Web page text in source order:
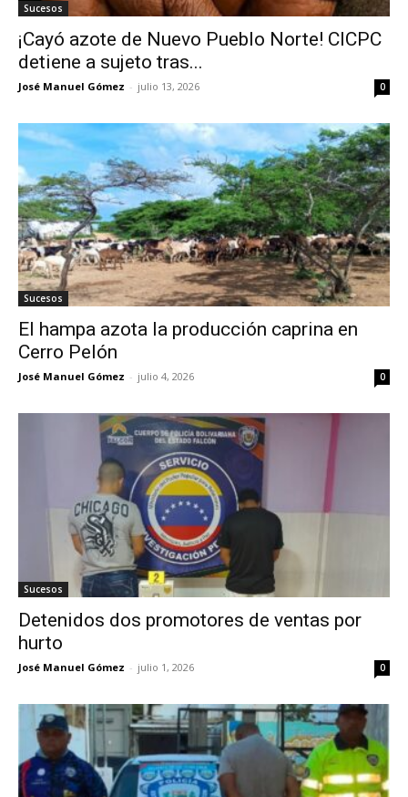
Sucesos
¡Cayó azote de Nuevo Pueblo Norte! CICPC
detiene a sujeto tras...
José Manuel Gómez - julio 13, 2026 0
Sucesos
El hampa azota la producción caprina en
Cerro Pelón
José Manuel Gómez - julio 4, 2026 0
Sucesos
Detenidos dos promotores de ventas por
hurto
José Manuel Gómez - julio 1, 2026 0